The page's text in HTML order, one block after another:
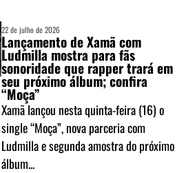
22 de julho de 2026
Lançamento de Xamã com
Ludmilla mostra para fãs
sonoridade que rapper trará em
seu próximo álbum; confira
“Moça”
Xamã lançou nesta quinta-feira (16) o
single “Moça”, nova parceria com
Ludmilla e segunda amostra do próximo
álbum...